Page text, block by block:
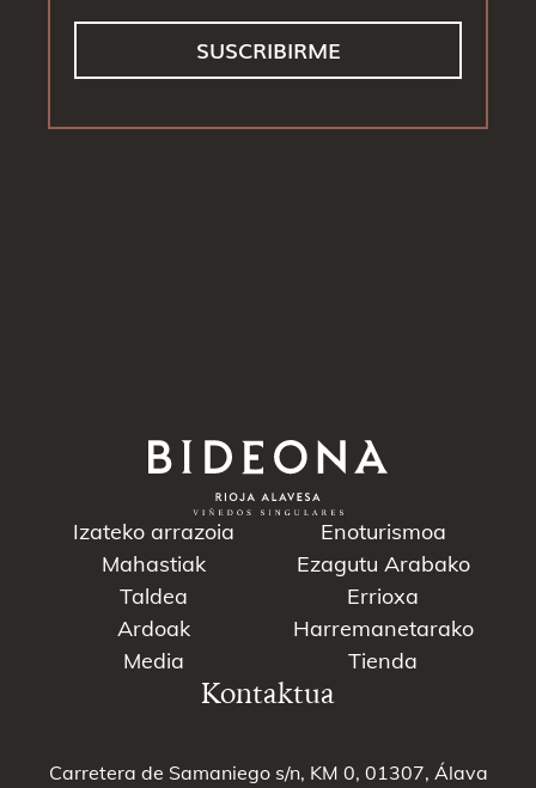
Izateko arrazoia
Mahastiak
Taldea
Ardoak
Media
Enoturismoa
Ezagutu Arabako
Errioxa
Harremanetarako
Tienda
Kontaktua
Carretera de Samaniego s/n, KM 0, 01307, Álava